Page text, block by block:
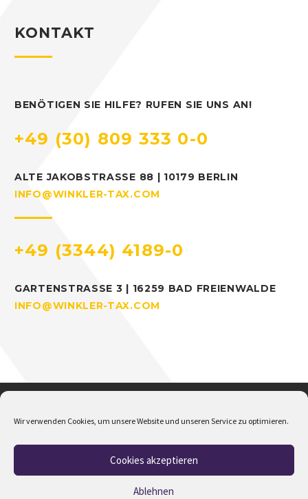
Wir verwenden Cookies, um unsere Website und unseren Service zu optimieren.
Cookies akzeptieren
Ablehnen
KONTAKT
BENÖTIGEN SIE HILFE? RUFEN SIE UNS AN!
+49 (30) 809 333 0-0
ALTE JAKOBSTRASSE 88 | 10179 BERLIN
INFO@WINKLER-TAX.COM
+49 (3344) 4189-0
GARTENSTRASSE 3 | 16259 BAD FREIENWALDE
INFO@WINKLER-TAX.COM
Datenschutz